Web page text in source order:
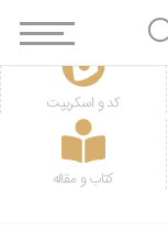
کد و اسکریپت
کتاب و مقاله